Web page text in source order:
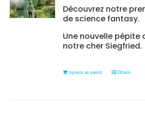
Découvrez notre
de science fantasy.
Une nouvelle pépite
notre cher Siegfried.
Ajouter au panier Détails